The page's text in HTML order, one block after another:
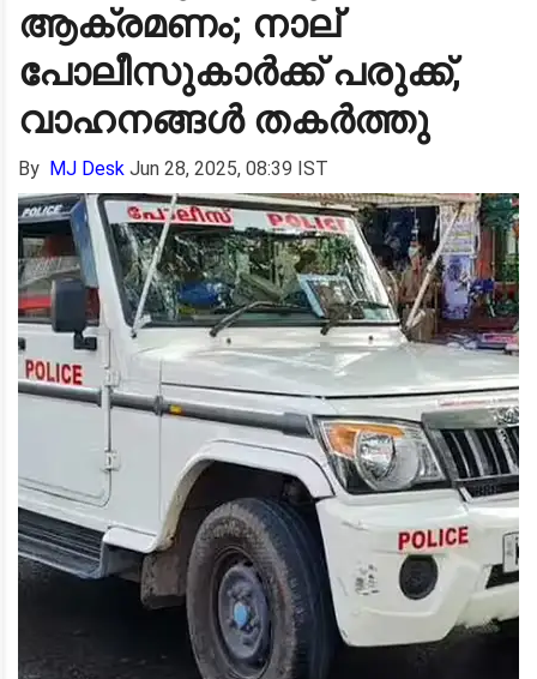
ആക്രമണം; നാല്
പോലീസുകാർക്ക് പരുക്ക്,
വാഹനങ്ങൾ തകർത്തു
By MJ Desk Jun 28, 2025, 08:39 IST